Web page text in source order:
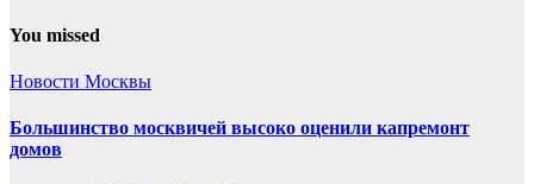
You missed
Новости Москвы
Большинство москвичей высоко оценили капремонт
домов